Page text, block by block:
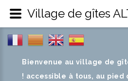
Bienvenue au village de
! accessible à tous, au pied
Village de gîtes